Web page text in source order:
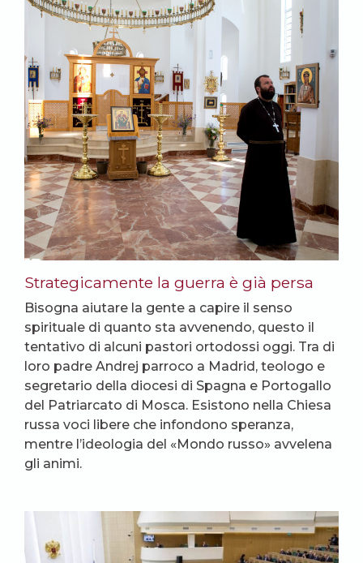
Strategicamente la guerra è già persa
Bisogna aiutare la gente a capire il senso
spirituale di quanto sta avvenendo, questo il
tentativo di alcuni pastori ortodossi oggi. Tra di
loro padre Andrej parroco a Madrid, teologo e
segretario della diocesi di Spagna e Portogallo
del Patriarcato di Mosca. Esistono nella Chiesa
russa voci libere che infondono speranza,
mentre l’ideologia del «Mondo russo» avvelena
gli animi.